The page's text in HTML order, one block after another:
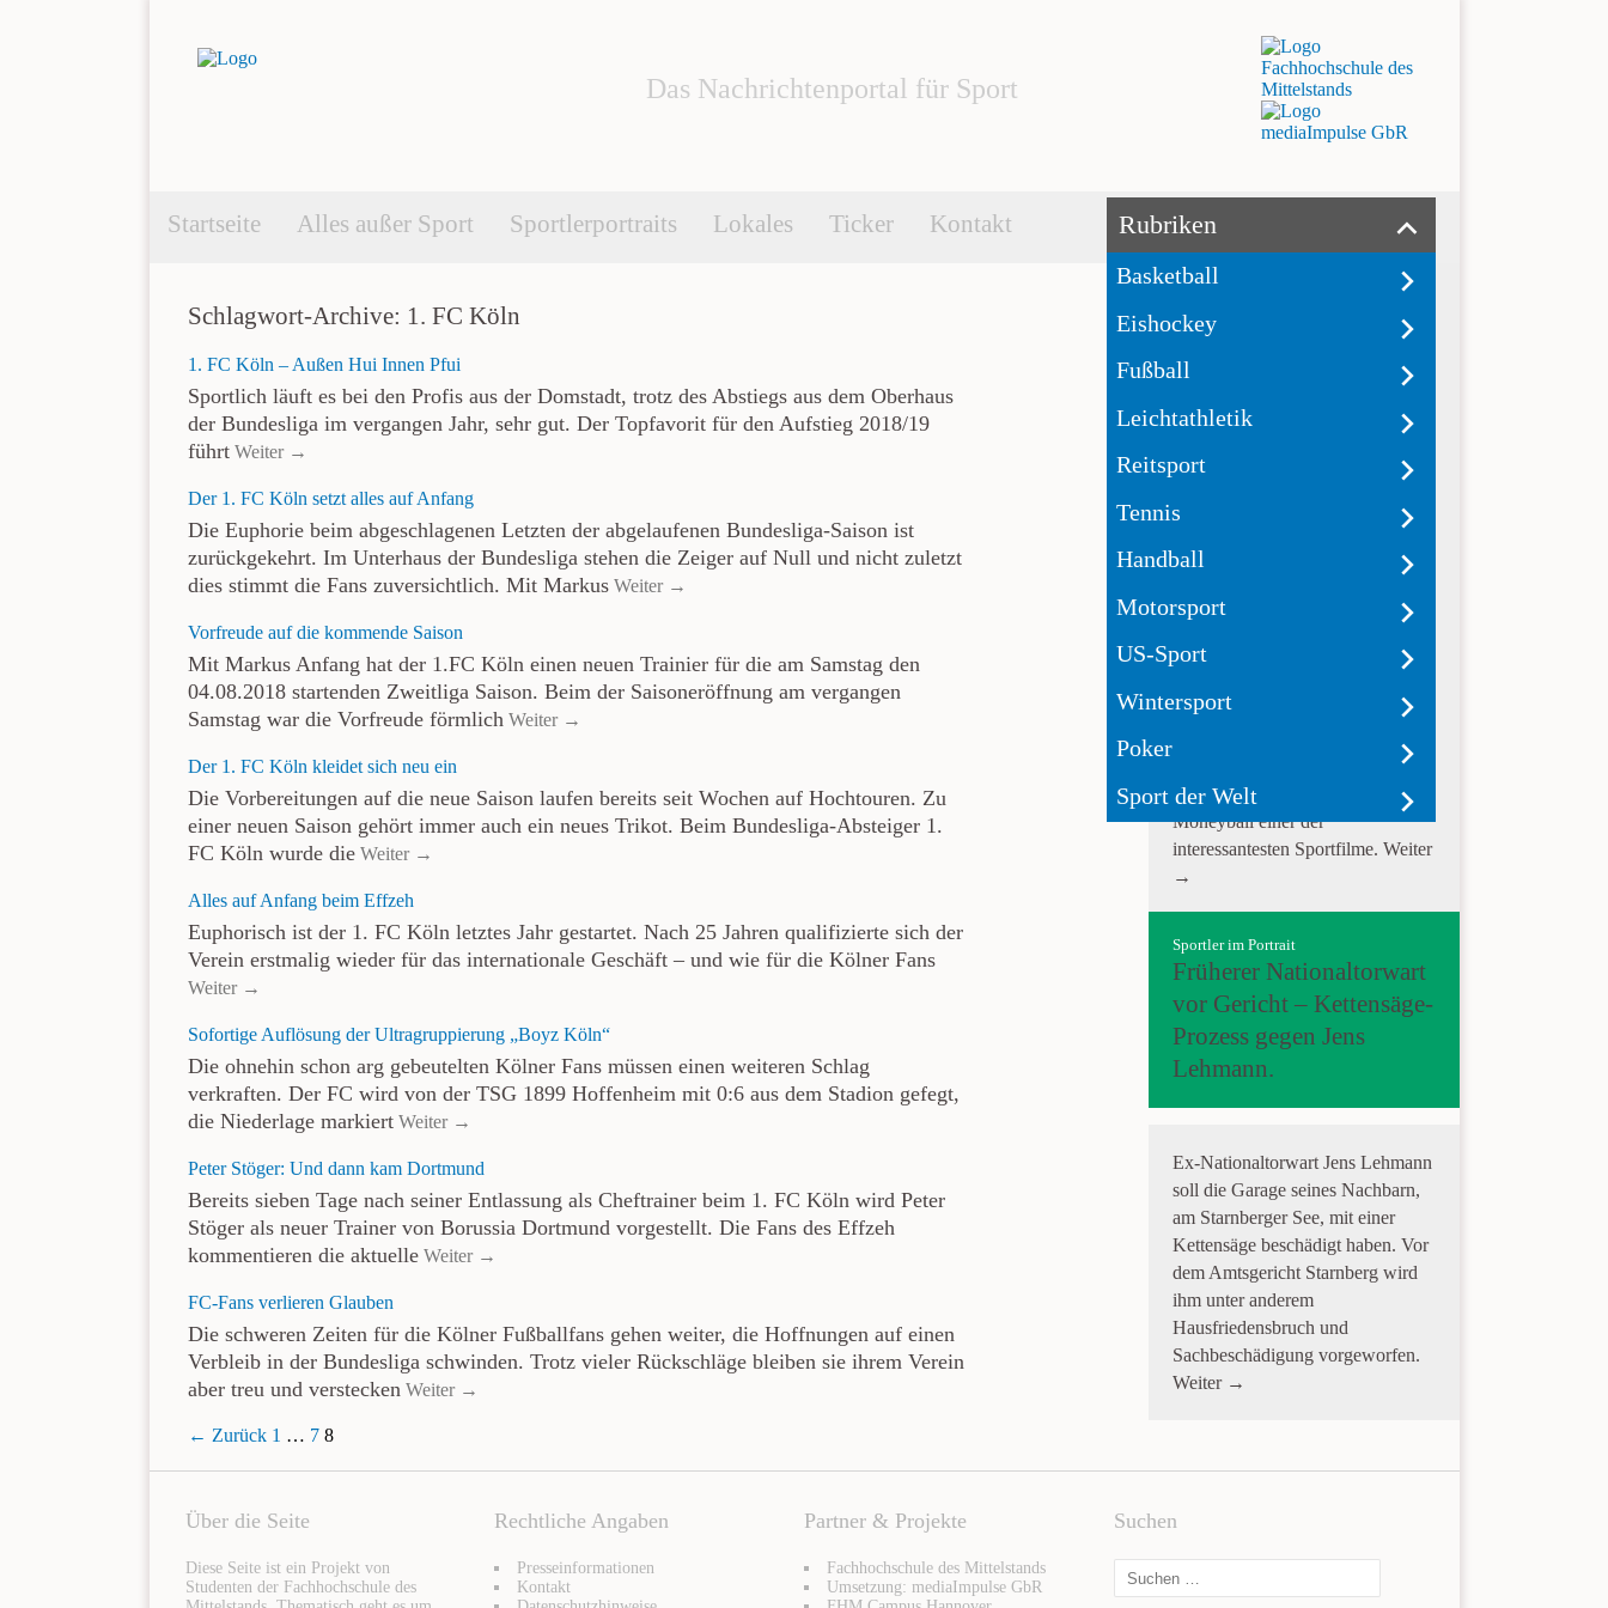
Das Nachrichtenportal für Sport
Startseite Alles außer Sport Sportlerportraits Lokales Ticker Kontakt Rubriken
Basketball
Eishockey
Fußball
Leichtathletik
Reitsport
Tennis
Handball
Motorsport
US-Sport
Wintersport
Poker
Sport der Welt
Schlagwort-Archive: 1. FC Köln
1. FC Köln – Außen Hui Innen Pfui
Sportlich läuft es bei den Profis aus der Domstadt, trotz des Abstiegs aus dem Oberhaus
der Bundesliga im vergangen Jahr, sehr gut. Der Topfavorit für den Aufstieg 2018/19
führt Weiter →
Der 1. FC Köln setzt alles auf Anfang
Die Euphorie beim abgeschlagenen Letzten der abgelaufenen Bundesliga-Saison ist
zurückgekehrt. Im Unterhaus der Bundesliga stehen die Zeiger auf Null und nicht zuletzt
dies stimmt die Fans zuversichtlich. Mit Markus Weiter →
Vorfreude auf die kommende Saison
Mit Markus Anfang hat der 1.FC Köln einen neuen Trainier für die am Samstag den
04.08.2018 startenden Zweitliga Saison. Beim der Saisoneröffnung am vergangen
Samstag war die Vorfreude förmlich Weiter →
Der 1. FC Köln kleidet sich neu ein
Die Vorbereitungen auf die neue Saison laufen bereits seit Wochen auf Hochtouren. Zu
einer neuen Saison gehört immer auch ein neues Trikot. Beim Bundesliga-Absteiger 1.
FC Köln wurde die Weiter →
Alles auf Anfang beim Effzeh
Euphorisch ist der 1. FC Köln letztes Jahr gestartet. Nach 25 Jahren qualifizierte sich der
Verein erstmalig wieder für das internationale Geschäft – und wie für die Kölner Fans
Weiter →
Sofortige Auflösung der Ultragruppierung „Boyz Köln“
Die ohnehin schon arg gebeutelten Kölner Fans müssen einen weiteren Schlag
verkraften. Der FC wird von der TSG 1899 Hoffenheim mit 0:6 aus dem Stadion gefegt,
die Niederlage markiert Weiter →
Peter Stöger: Und dann kam Dortmund
Bereits sieben Tage nach seiner Entlassung als Cheftrainer beim 1. FC Köln wird Peter
Stöger als neuer Trainer von Borussia Dortmund vorgestellt. Die Fans des Effzeh
kommentieren die aktuelle Weiter →
FC-Fans verlieren Glauben
Die schweren Zeiten für die Kölner Fußballfans gehen weiter, die Hoffnungen auf einen
Verbleib in der Bundesliga schwinden. Trotz vieler Rückschläge bleiben sie ihrem Verein
aber treu und verstecken Weiter →
← Zurück 1 … 7 8
Wie Zahlen Baseball
Moneyball ist ein Film der schon
als Konzept scheitern sollte.
von Amerika weniger beliebt und
Statistiken. Dennoch ist
Moneyball einer der
interessantesten Sportfilme. Weiter
→
Sportler im Portrait
Früherer Nationaltorwart
vor Gericht – Kettensäge-
Prozess gegen Jens
Lehmann.
Ex-Nationaltorwart Jens Lehmann
soll die Garage seines Nachbarn,
am Starnberger See, mit einer
Kettensäge beschädigt haben. Vor
dem Amtsgericht Starnberg wird
ihm unter anderem
Hausfriedensbruch und
Sachbeschädigung vorgeworfen.
Weiter →
Über die Seite
Diese Seite ist ein Projekt von
Studenten der Fachhochschule des
Rechtliche Angaben
Presseinformationen
Kontakt
Partner & Projekte
Fachhochschule des Mittelstands
Umsetzung: mediaImpulse GbR
Suchen